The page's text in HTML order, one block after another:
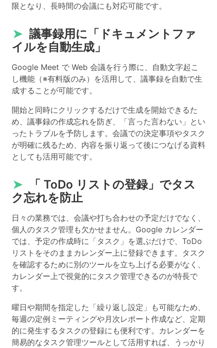
限となり、長時間の会議にも対応可能です。
➤ 議事録用に「ドキュメントファ
イルを自動生成」
Google Meet で Web 会議を行う際に、自動文字起こ
し機能（※有料版のみ）を活用して、議事録を自動で生
成することが可能です。
開始と同時にクリックするだけで生成を開始できるた
め、議事録の作成忘れを防ぎ、「言った言わない」とい
ったトラブルを予防します。会議での決定事項やタスク
が明確に残るため、内容を振り返って後につなげる資料
としても活用可能です。
➤
「 ToDo リストの登録」でタス
ク忘れを防止
日々の業務では、会議や打ち合わせの予定だけでなく、
個人のタスク管理も欠かせません。Google カレンダー
では、予定の作成時に「タスク」を選ぶだけで、ToDo
リストをそのままカレンダー上に登録できます。タスク
を確認するために別のツールを立ち上げる必要がなく、
カレンダー上で視覚的にタスク管理できるのが特長で
す。
曜日や期間を指定した「繰り返し設定」も可能なため、
毎週の定例ミーティングや月次レポート作成など、定期
的に発生するタスクの登録にも便利です。カレンダーを
簡易的なタスク管理ツールとして活用すれば、うっかり